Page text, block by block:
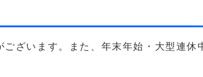
ざいます。また、年末年始・大型連